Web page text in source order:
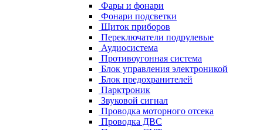
Фары и фонари
Фонари подсветки
Щиток приборов
Переключатели подрулевые
Аудиосистема
Противоугонная система
Блок управления электроникой
Блок предохранителей
Парктроник
Звуковой сигнал
Проводка моторного отсека
Проводка ДВС